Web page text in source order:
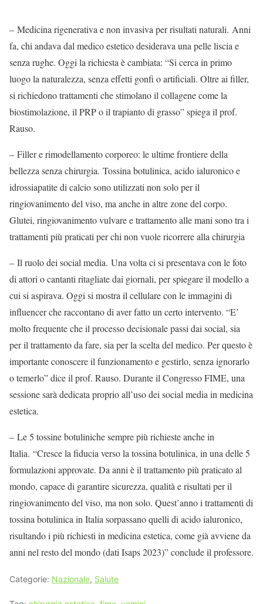
– Medicina rigenerativa e non invasiva per risultati naturali. Anni
fa, chi andava dal medico estetico desiderava una pelle liscia e
senza rughe. Oggi la richiesta è cambiata: “Si cerca in primo
luogo la naturalezza, senza effetti gonfi o artificiali. Oltre ai filler,
si richiedono trattamenti che stimolano il collagene come la
biostimolazione, il PRP o il trapianto di grasso” spiega il prof.
Rauso.
– Filler e rimodellamento corporeo: le ultime frontiere della
bellezza senza chirurgia. Tossina botulinica, acido ialuronico e
idrossiapatite di calcio sono utilizzati non solo per il
ringiovanimento del viso, ma anche in altre zone del corpo.
Glutei, ringiovanimento vulvare e trattamento alle mani sono tra i
trattamenti più praticati per chi non vuole ricorrere alla chirurgia
– Il ruolo dei social media. Una volta ci si presentava con le foto
di attori o cantanti ritagliate dai giornali, per spiegare il modello a
cui si aspirava. Oggi si mostra il cellulare con le immagini di
influencer che raccontano di aver fatto un certo intervento. “E’
molto frequente che il processo decisionale passi dai social, sia
per il trattamento da fare, sia per la scelta del medico. Per questo è
importante conoscere il funzionamento e gestirlo, senza ignorarlo
o temerlo” dice il prof. Rauso. Durante il Congresso FIME, una
sessione sarà dedicata proprio all’uso dei social media in medicina
estetica.
– Le 5 tossine botuliniche sempre più richieste anche in
Italia. “Cresce la fiducia verso la tossina botulinica, in una delle 5
formulazioni approvate. Da anni è il trattamento più praticato al
mondo, capace di garantire sicurezza, qualità e risultati per il
ringiovanimento del viso, ma non solo. Quest’anno i trattamenti di
tossina botulinica in Italia sorpassano quelli di acido ialuronico,
risultando i più richiesti in medicina estetica, come già avviene da
anni nel resto del mondo (dati Isaps 2023)” conclude il professore.
Categorie: Nazionale, Salute